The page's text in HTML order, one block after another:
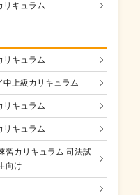
リキュラム
リキュラム
中上級カリキュラム
リキュラム
リキュラム
習カリキュラム 司法試
向け